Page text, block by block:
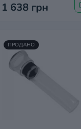
1 638 грн
ПРОДАНО